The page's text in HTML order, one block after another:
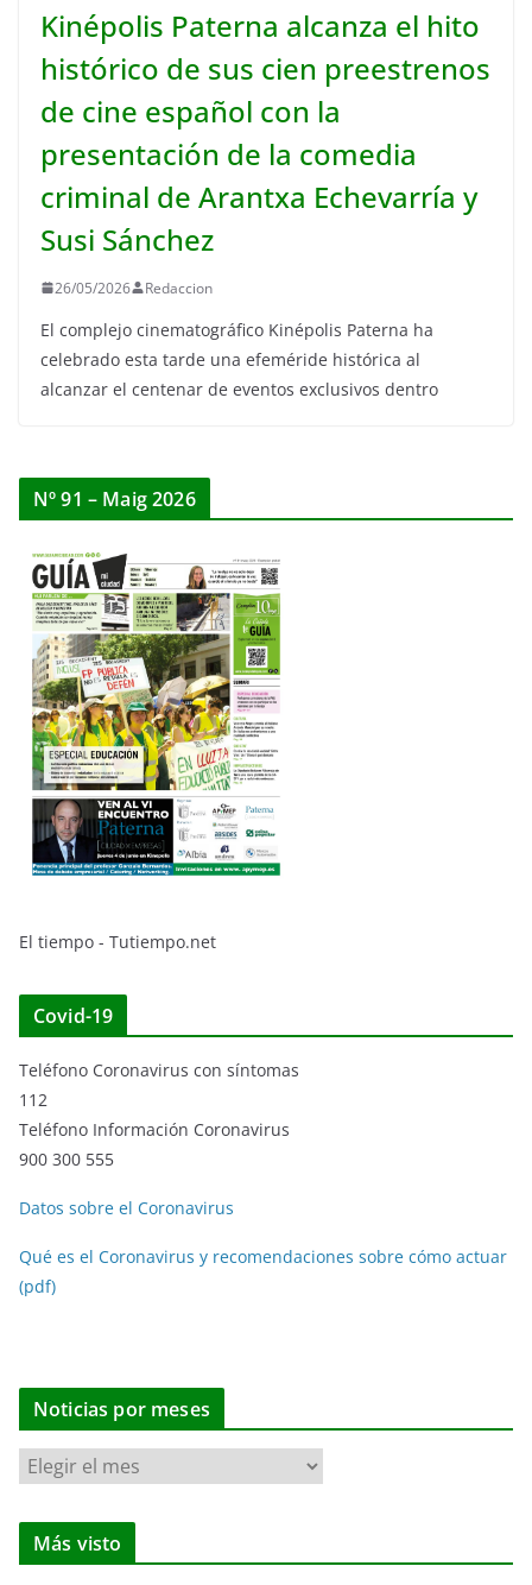
Kinépolis Paterna alcanza el hito
histórico de sus cien preestrenos
de cine español con la
presentación de la comedia
criminal de Arantxa Echevarría y
Susi Sánchez
26/05/2026 Redaccion
El complejo cinematográfico Kinépolis Paterna ha
celebrado esta tarde una efeméride histórica al
alcanzar el centenar de eventos exclusivos dentro
Nº 91 – Maig 2026
El tiempo - Tutiempo.net
Covid-19
Teléfono Coronavirus con síntomas
112
Teléfono Información Coronavirus
900 300 555
Datos sobre el Coronavirus
Qué es el Coronavirus y recomendaciones sobre cómo actuar
(pdf)
Noticias por meses
N
t
Más visto